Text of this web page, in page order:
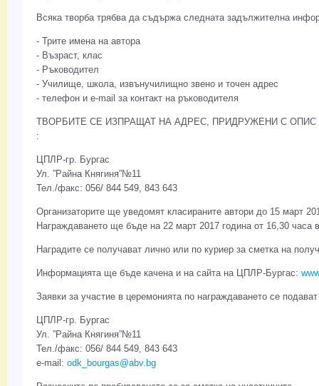
Всяка творба трябва да съдържа следната задължителна
- Трите имена на автора
- Възраст, клас
- Ръководител
- Училище, школа, извънучилищно звено и точен адрес
- телефон и e-mail за контакт на ръководителя
ТВОРБИТЕ СЕ ИЗПРАЩАТ НА АДРЕС, ПРИДРУЖЕНИ С
:
ЦПЛР-гр. Бургас
Ул. ”Райна Княгиня”№11
Тел./факс: 056/ 844 549, 843 643
Организаторите ще уведомят класираните автори до 15 март
Награждаването ще бъде на 22 март 2017 година от 16,30 часа
Наградите се получават лично или по куриер за сметка на
Информацията ще бъде качена и на сайта на ЦПЛР-Бургас:
Заявки за участие в церемонията по награждаването се
ЦПЛР-гр. Бургас
Ул. ”Райна Княгиня”№11
Тел./факс: 056/ 844 549, 843 643
e-mail: odk_bourgas@abv.bg